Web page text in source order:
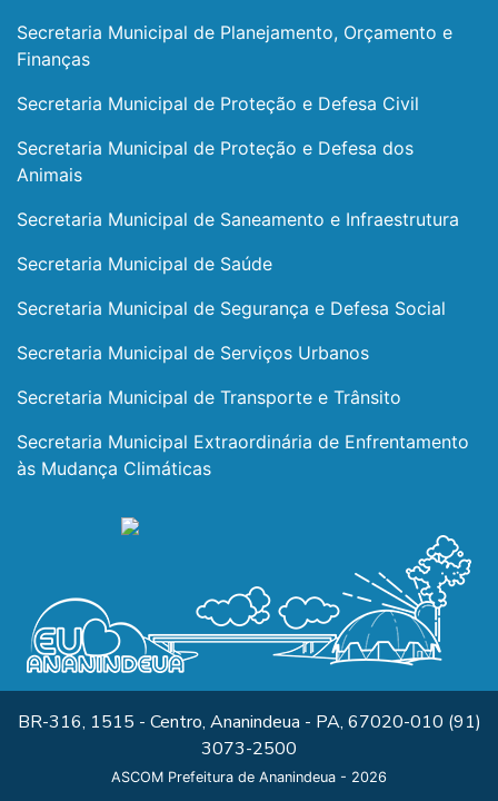
Secretaria Municipal de Planejamento, Orçamento e
Finanças
Secretaria Municipal de Proteção e Defesa Civil
Secretaria Municipal de Proteção e Defesa dos
Animais
Secretaria Municipal de Saneamento e Infraestrutura
Secretaria Municipal de Saúde
Secretaria Municipal de Segurança e Defesa Social
Secretaria Municipal de Serviços Urbanos
Secretaria Municipal de Transporte e Trânsito
Secretaria Municipal Extraordinária de Enfrentamento
às Mudança Climáticas
BR-316, 1515 - Centro, Ananindeua - PA, 67020-010 (91)
3073-2500
ASCOM Prefeitura de Ananindeua - 2026